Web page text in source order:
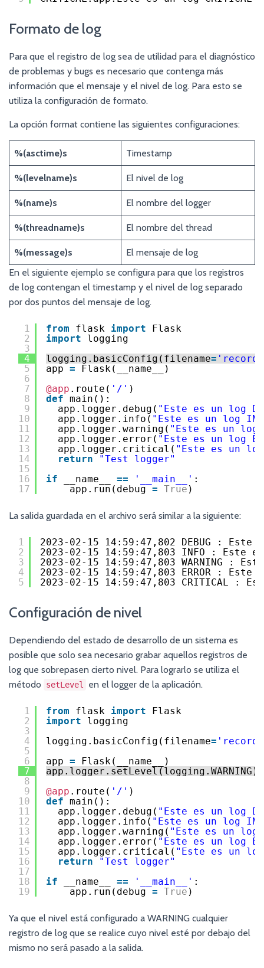
Formato de log
Para que el registro de log sea de utilidad para el diagnóstico
de problemas y bugs es necesario que contenga más
información que el mensaje y el nivel de log. Para esto se
utiliza la configuración de formato.
La opción format contiene las siguientes configuraciones:
%(asctime)s Timestamp
%(levelname)s El nivel de log
%(name)s El nombre del logger
%(threadname)s El nombre del thread
%(message)s
El mensaje de log
En el siguiente ejemplo se configura para que los registros
de log contengan el timestamp y el nivel de log separado
por dos puntos del mensaje de log.
1
2
3
4
5
6
7
8
9
10
11
12
13
14
15
16
17
from flask import
Flask
import
logging
logging.basicConfig(filename=
app =
Flask(__name__)
@app .route( '/' )
def main():
app.logger.debug( "Este es un log
app.logger.info( "Este es un log
app.logger.warning( "Este es un log
app.logger.error( "Este es un log
app.logger.critical( "Este es un log
return
"Test logger"
if
__name__ == '__main__' :
app.run(debug = True )
La salida guardada en el archivo será similar a la siguiente:
1
2
3
4
5
2023-02-15 14:59:47,802 DEBUG : Este
2023-02-15 14:59:47,803 INFO : Este
2023-02-15 14:59:47,803 WARNING :
2023-02-15 14:59:47,803 ERROR : Este
2023-02-15 14:59:47,803 CRITICAL :
Configuración de nivel
Dependiendo del estado de desarrollo de un sistema es
posible que solo sea necesario grabar aquellos registros de
log que sobrepasen cierto nivel. Para lograrlo se utiliza el
método
setLevel en el logger de la aplicación.
1
2
3
4
5
6
7
8
9
10
11
12
13
14
15
16
17
18
19
from flask import
Flask
import
logging
logging.basicConfig(filename=
app =
Flask(__name__)
app.logger.setLevel(logging.WARNING)
@app .route( '/' )
def main():
app.logger.debug( "Este es un log
app.logger.info( "Este es un log
app.logger.warning( "Este es un log
app.logger.error( "Este es un log
app.logger.critical( "Este es un log
return
"Test logger"
if
__name__ == '__main__' :
app.run(debug = True )
Ya que el nivel está configurado a WARNING cualquier
registro de log que se realice cuyo nivel esté por debajo del
mismo no será pasado a la salida.